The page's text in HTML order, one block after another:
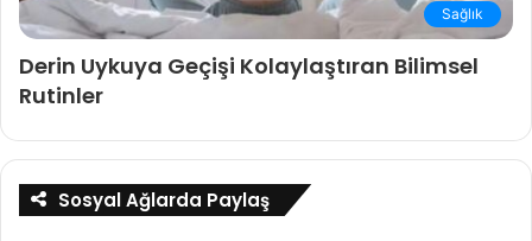
Sağlık
Derin Uykuya Geçişi Kolaylaştıran Bilimsel
Rutinler
Sosyal Ağlarda Paylaş